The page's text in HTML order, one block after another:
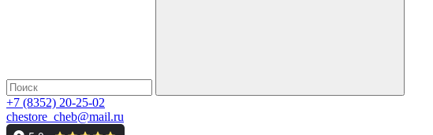
+7 (8352) 20-25-02
chestore_cheb@mail.ru